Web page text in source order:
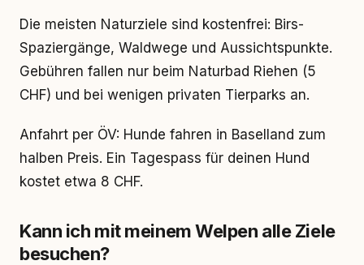
Die meisten Naturziele sind kostenfrei: Birs-
Spaziergänge, Waldwege und Aussichtspunkte.
Gebühren fallen nur beim Naturbad Riehen (5
CHF) und bei wenigen privaten Tierparks an.
Anfahrt per ÖV: Hunde fahren in Baselland zum
halben Preis. Ein Tagespass für deinen Hund
kostet etwa 8 CHF.
Kann ich mit meinem Welpen alle Ziele
besuchen?